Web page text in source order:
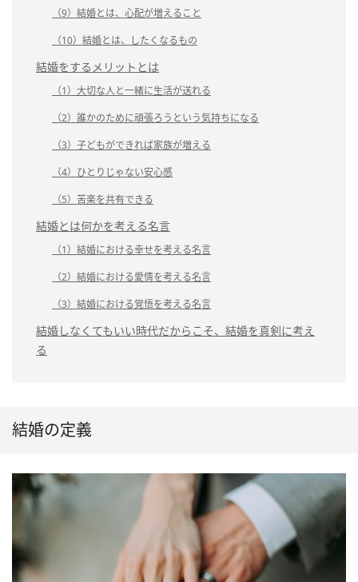
（9）結婚とは、心配が増えること
（10）結婚とは、したくなるもの
結婚をするメリットとは
（1）大切な人と一緒に生活が送れる
（2）誰かのために頑張ろうという気持ちになる
（3）子どもができれば家族が増える
（4）ひとりじゃない安心感
（5）苦楽を共有できる
結婚とは何かを考える名言
（1）結婚における幸せを考える名言
（2）結婚における愛情を考える名言
（3）結婚における覚悟を考える名言
結婚しなくてもいい時代だからこそ、結婚を真剣に考え
る
結婚の定義